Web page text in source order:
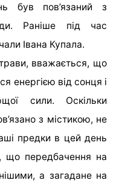
був пов’язаний з
Раніше під час
Івана Купала.
вважається, що
енергією від сонця і
сили. Оскільки
з містикою, не
предки в цей день
що передбачення на
а загадане на